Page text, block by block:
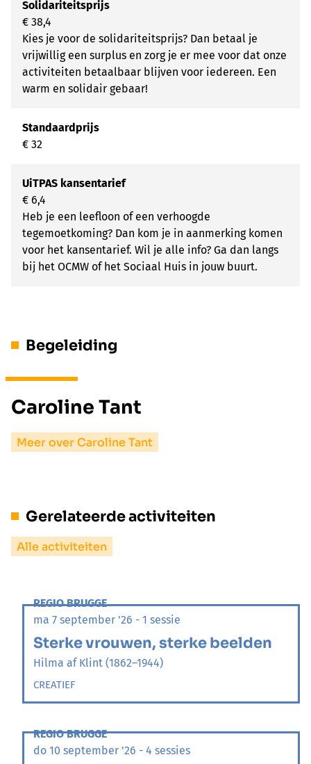
Solidariteitsprijs
€ 38,4
Kies je voor de solidariteitsprijs? Dan betaal je
vrijwillig een surplus en zorg je er mee voor dat onze
activiteiten betaalbaar blijven voor iedereen. Een
warm en solidair gebaar!
Standaardprijs
€ 32
UiTPAS kansentarief
€ 6,4
Heb je een leefloon of een verhoogde
tegemoetkoming? Dan kom je in aanmerking komen
voor het kansentarief. Wil je alle info? Ga dan langs
bij het OCMW of het Sociaal Huis in jouw buurt.
Begeleiding
Caroline Tant
Meer over Caroline Tant
Gerelateerde activiteiten
Alle activiteiten
REGIO BRUGGE
ma 7 september '26 - 1 sessie
Sterke vrouwen, sterke beelden
Hilma af Klint (1862–1944)
CREATIEF
REGIO BRUGGE
do 10 september '26 - 4 sessies